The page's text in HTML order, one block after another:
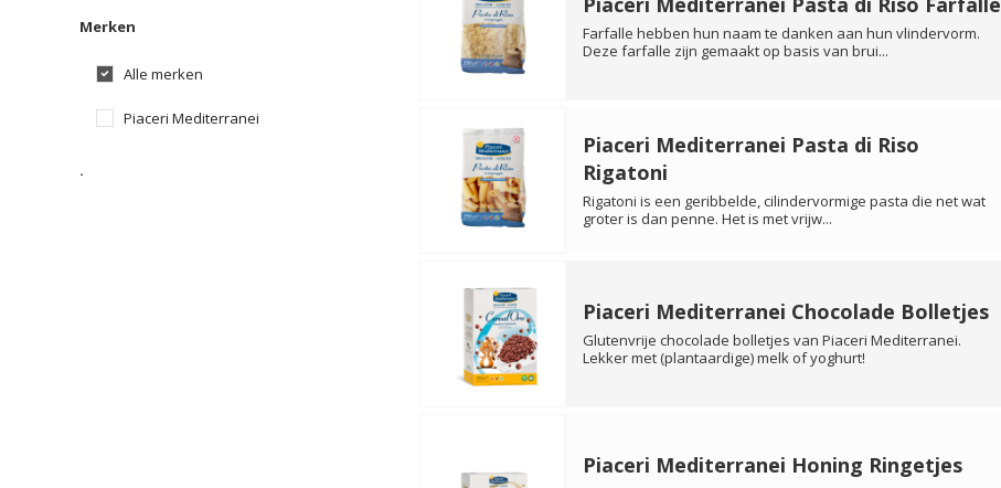
Merken
Alle merken
Piaceri Mediterranei
.
Farfalle hebben hun naam te danken aan hun vlindervorm.
Deze farfalle zijn gemaakt op basis van brui...
Piaceri Mediterranei Pasta di Riso
Rigatoni
Rigatoni is een geribbelde, cilindervormige pasta die net wat
groter is dan penne. Het is met vrijw...
Piaceri Mediterranei Chocolade Bolletjes
Glutenvrije chocolade bolletjes van Piaceri Mediterranei.
Lekker met (plantaardige) melk of yoghurt!
Piaceri Mediterranei Honing Ringetjes